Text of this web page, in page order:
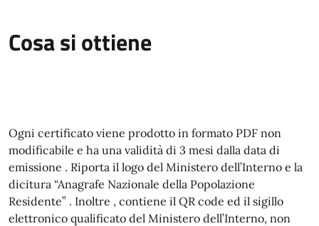
Cosa si ottiene
Ogni certificato viene prodotto in formato PDF non
modificabile e ha una validità di 3 mesi dalla data di
emissione . Riporta il logo del Ministero dell’Interno e la
dicitura “Anagrafe Nazionale della Popolazione
Residente” . Inoltre , contiene il QR code ed il sigillo
elettronico qualificato del Ministero dell’Interno, non